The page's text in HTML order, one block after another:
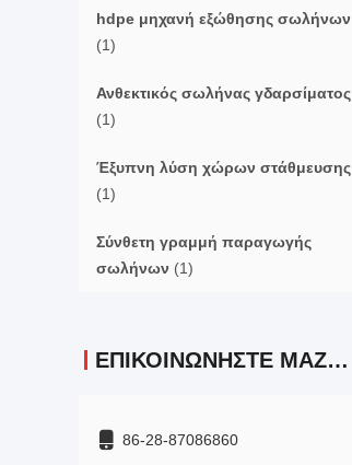
hdpe μηχανή εξώθησης σωλήνων
(1)
Ανθεκτικός σωλήνας γδαρσίματος
(1)
Έξυπνη λύση χώρων στάθμευσης
(1)
Σύνθετη γραμμή παραγωγής
σωλήνων (1)
ΕΠΙΚΟΙΝΩΝΉΣΤΕ ΜΑΖΊ ΜΑΣ
86-28-87086860